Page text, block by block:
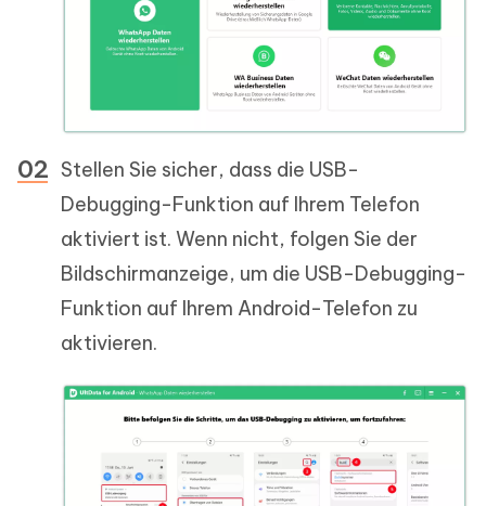
Stellen Sie sicher, dass die USB-
Debugging-Funktion auf Ihrem Telefon
aktiviert ist. Wenn nicht, folgen Sie der
Bildschirmanzeige, um die USB-Debugging-
Funktion auf Ihrem Android-Telefon zu
aktivieren.